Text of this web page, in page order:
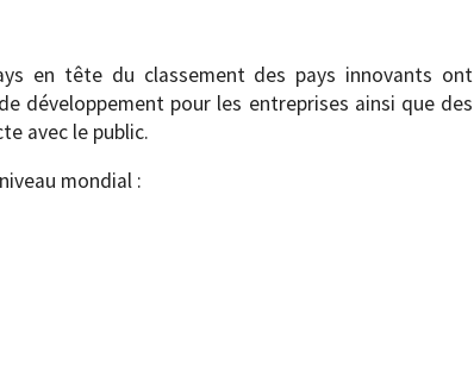
en tête du classement des pays innovants ont
développement pour les entreprises ainsi que des
avec le public.
mondial :